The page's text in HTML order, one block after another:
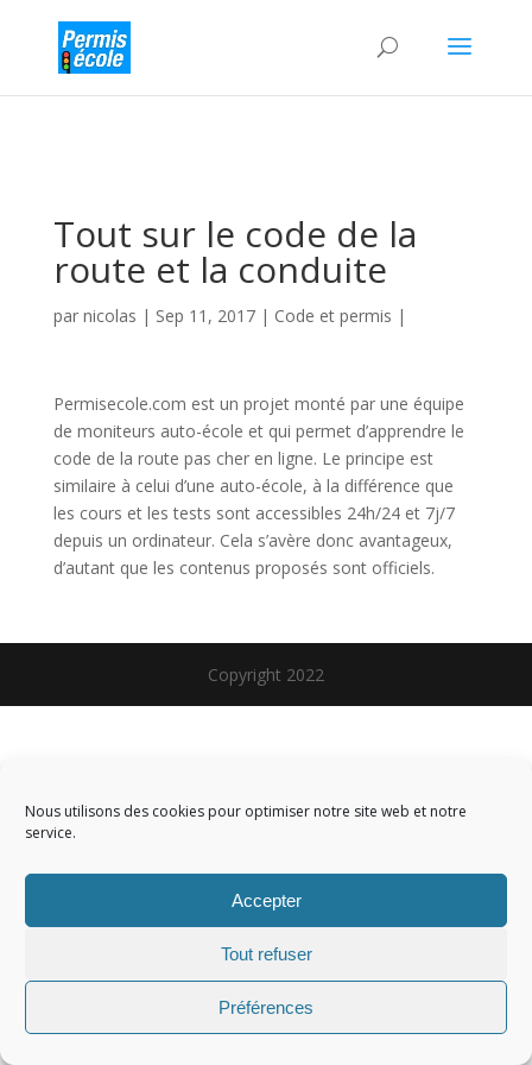
Nous utilisons des cookies pour optimiser notre site web et notre
service.
Accepter
Tout refuser
Préférences
Tout sur le code de la
route et la conduite
par nicolas | Sep 11, 2017| Code et permis |
Permisecole.com est un projet monté par une équipe
de moniteurs auto-école et qui permet d’apprendre le
code de la route pas cher en ligne. Le principe est
similaire à celui d’une auto-école, à la différence que
les cours et les tests sont accessibles 24h/24 et 7j/7
depuis un ordinateur. Cela s’avère donc avantageux,
d’autant que les contenus proposés sont officiels.
Copyright 2022